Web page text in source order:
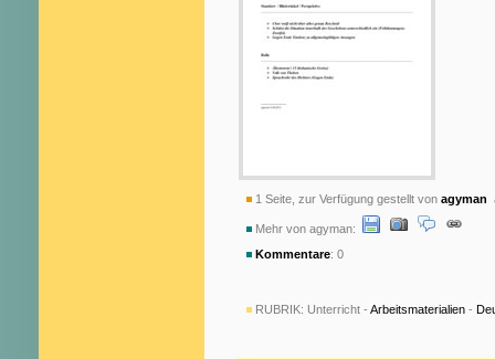
1 Seite, zur Verfügung gestellt von agyman
Mehr von agyman:
Kommentare: 0
RUBRIK: Unterricht - Arbeitsmaterialien -